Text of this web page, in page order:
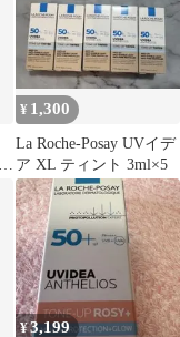
¥ 1,300
La Roche-Posay UVイデ
ア XL ティント 3ml×5
¥3,199